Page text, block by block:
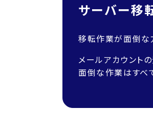
サーバー移
移転作業が面倒な
メールアカウント
面倒な作業はすべ